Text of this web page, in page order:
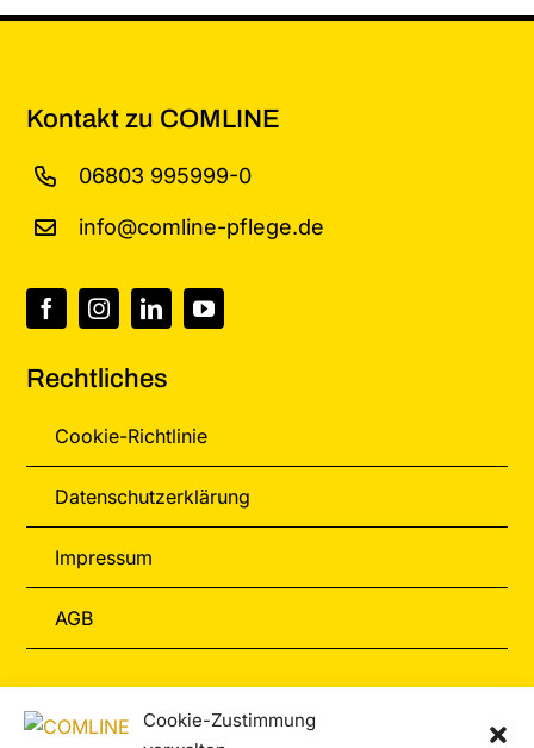
Cookie-Zustimmung
Kontakt zu COMLINE
06803 995999-0
info@comline-pflege.de
Rechtliches
Cookie-Richtlinie
Datenschutzerklärung
Impressum
AGB